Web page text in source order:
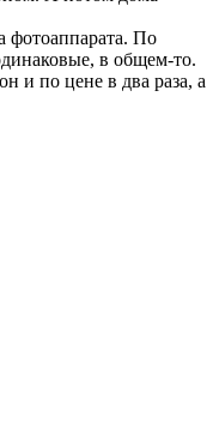
фотоаппарата. По
в общем-то.
и по цене в два раза, а